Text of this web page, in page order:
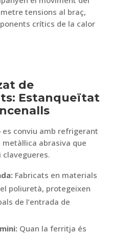
tensions al braç,
crítics de la calor
de
Estanqueïtat
conviu amb refrigerant
abrasiva que
clavegueres.
Fabricats en materials
poliuretà, protegeixen
de l’entrada de
Quan la ferritja és